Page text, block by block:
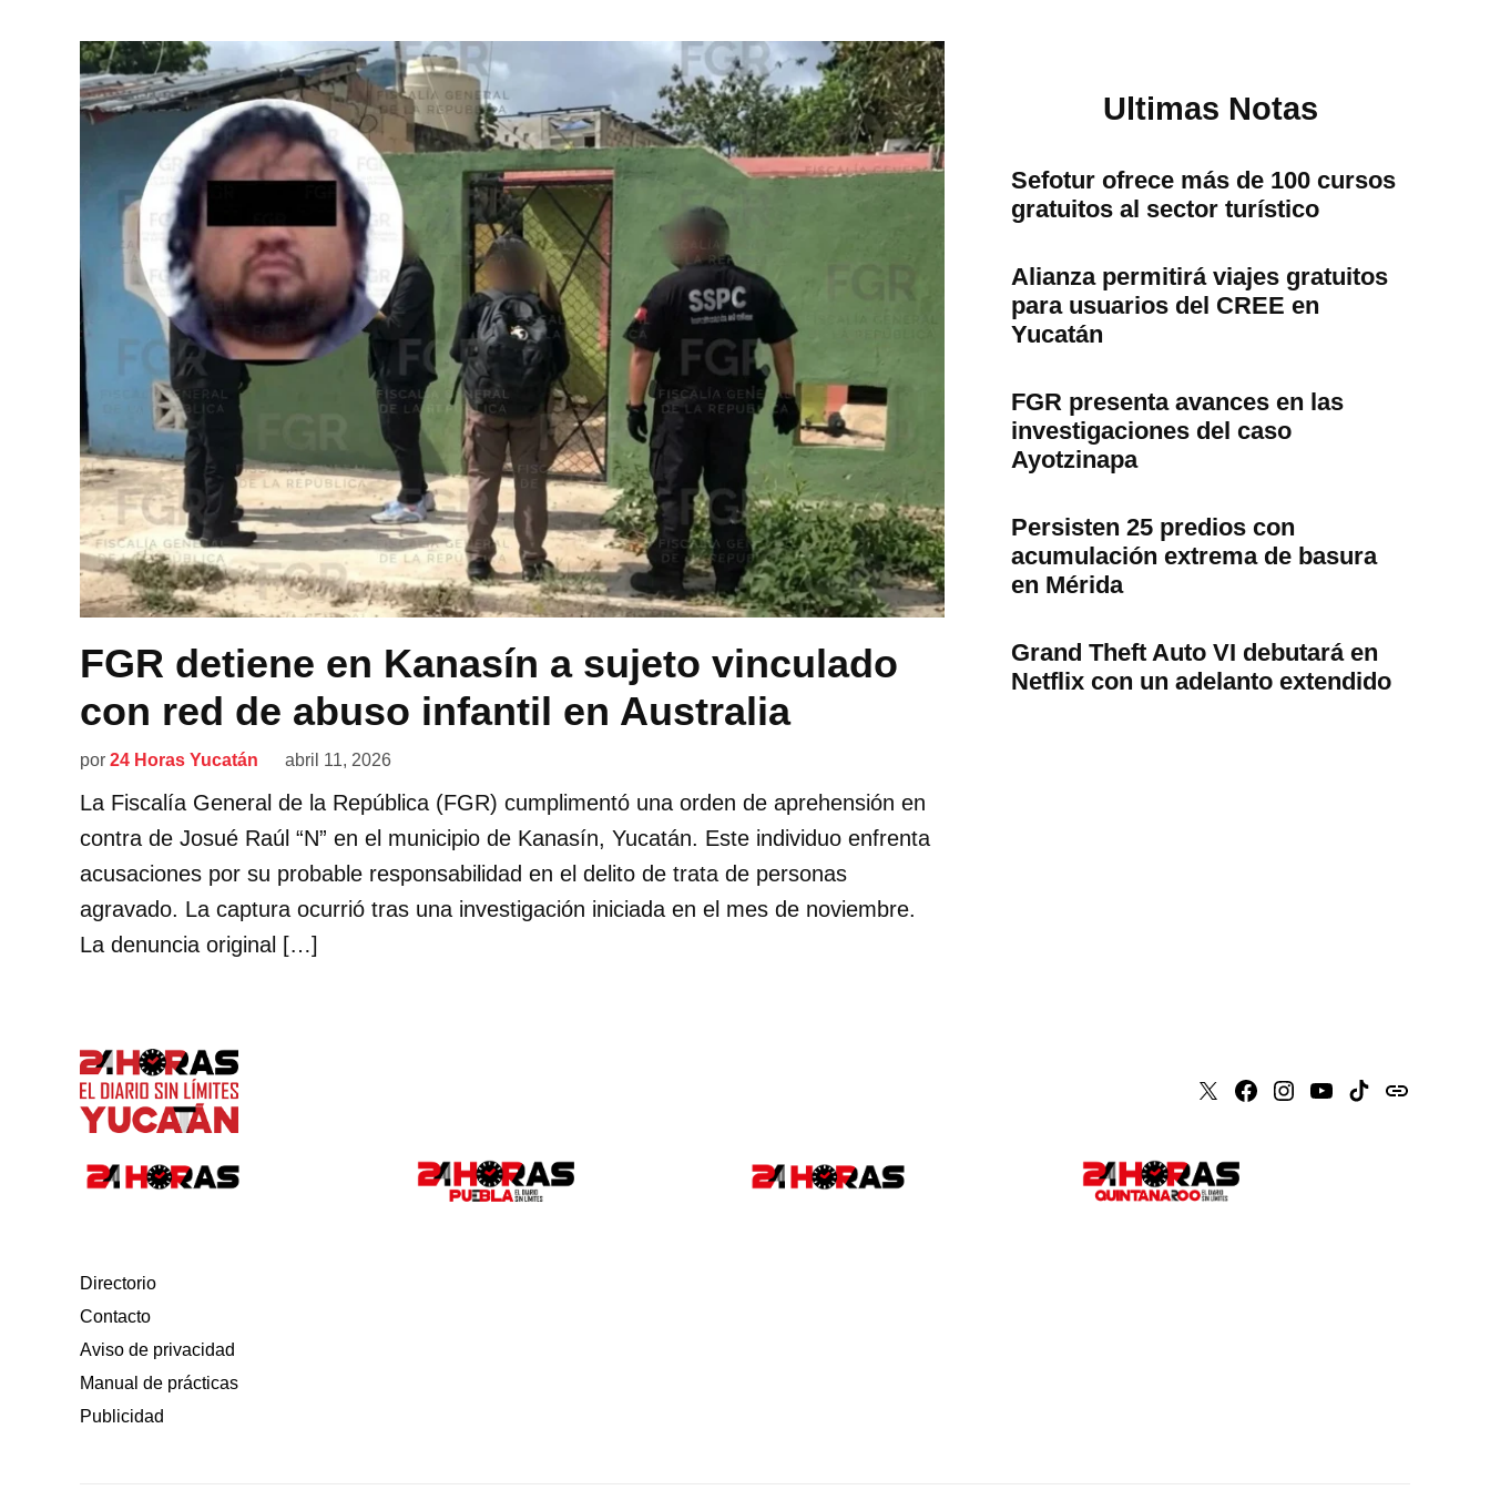
FGR detiene en Kanasín a sujeto vinculado
con red de abuso infantil en Australia
por 24 Horas Yucatán abril 11, 2026
La Fiscalía General de la República (FGR) cumplimentó una orden de aprehensión en
contra de Josué Raúl “N” en el municipio de Kanasín, Yucatán. Este individuo enfrenta
acusaciones por su probable responsabilidad en el delito de trata de personas
agravado. La captura ocurrió tras una investigación iniciada en el mes de noviembre.
La denuncia original […]
Ultimas Notas
Sefotur ofrece más de 100 cursos
gratuitos al sector turístico
Alianza permitirá viajes gratuitos
para usuarios del CREE en
Yucatán
FGR presenta avances en las
investigaciones del caso
Ayotzinapa
Persisten 25 predios con
acumulación extrema de basura
en Mérida
Grand Theft Auto VI debutará en
Netflix con un adelanto extendido
X Faceboook
Instagram
Youtube
Tiktokissuu
Directorio
Contacto
Aviso de privacidad
Manual de prácticas
Publicidad